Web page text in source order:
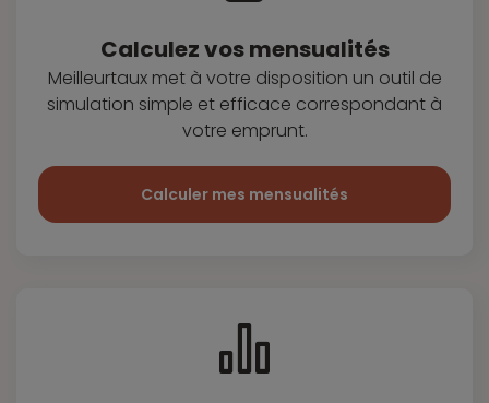
Calculez vosmensualités
Meilleurtaux met à votre disposition un outil de
simulation simple et efficace correspondant à
votre emprunt.
Calculer mes mensualités